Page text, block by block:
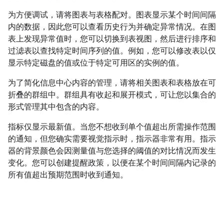
为方便调试，请将图表与表格配对。图表显示某个时间间隔
内的数据，因此您可以查看历史行为并确定异常情况。在图
表上发现异常值时，您可以切换到表视图，然后进行排序和
过滤表以查找特定时间序列的值。例如，您可以修改表以仅
显示特定磁盘的值或位于特定可用区的实例的值。
为了简化信息中心内容的管理，请将相关图表和表格放在可
折叠的群组中。群组具有收起和展开模式，可让您以集合的
形式管理其中包含的内容。
指标仅显示最新值。当您不想收到单个值超出所需操作范围
的通知，但您确实需要视觉指示时，指示器非常有用。指示
器的背景颜色会因测量值与您选择的阈值的对比情况而发生
变化。您可以创建提醒政策，以便在某个时间间隔内记录的
所有值超出预期范围时收到通知。